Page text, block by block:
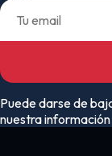
Puede darse de
nuestra